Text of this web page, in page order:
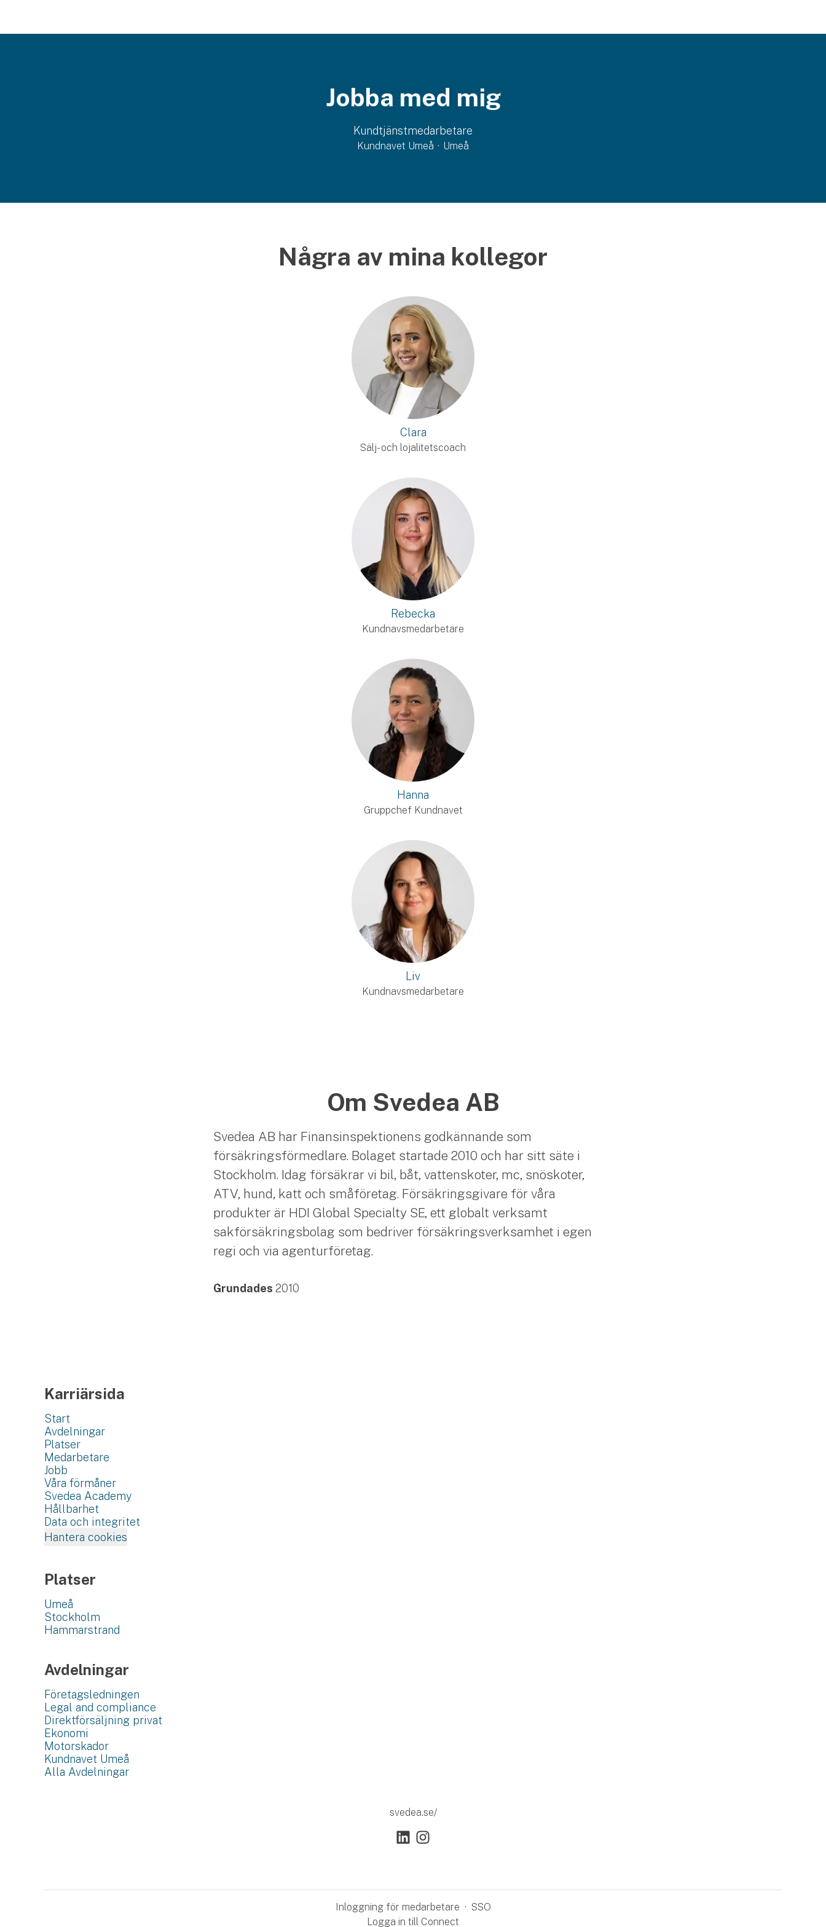
Jobba med mig
Kundtjänstmedarbetare
Kundnavet Umeå · Umeå
Några av mina kollegor
Clara
Sälj- och lojalitetscoach
Rebecka
Kundnavsmedarbetare
Hanna
Gruppchef Kundnavet
Liv
Kundnavsmedarbetare
Om Svedea AB
Svedea AB har Finansinspektionens godkännande som
försäkringsförmedlare. Bolaget startade 2010 och har sitt säte i
Stockholm. Idag försäkrar vi bil, båt, vattenskoter, mc, snöskoter,
ATV, hund, katt och småföretag. Försäkringsgivare för våra
produkter är HDI Global Specialty SE, ett globalt verksamt
sakförsäkringsbolag som bedriver försäkringsverksamhet i egen
regi och via agenturföretag.
Grundades 2010
Karriärsida
Start
Avdelningar
Platser
Medarbetare
Jobb
Våra förmåner
Svedea Academy
Hållbarhet
Data och integritet
Hantera cookies
Platser
Umeå
Stockholm
Hammarstrand
Avdelningar
Företagsledningen
Legal and compliance
Direktförsäljning privat
Ekonomi
Motorskador
Kundnavet Umeå
Alla Avdelningar
svedea.se/
Inloggning för medarbetare · SSO
Logga in till Connect